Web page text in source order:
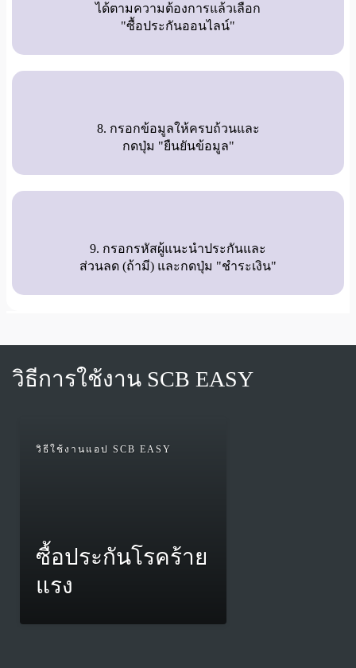
ได้ตามความต้องการแล้วเลือก
"ซื้อประกันออนไลน์"
8. กรอกข้อมูลให้ครบถ้วนและ
กดปุ่ม "ยืนยันข้อมูล"
9. กรอกรหัสผู้แนะนำประกันและ
ส่วนลด (ถ้ามี) และกดปุ่ม "ชำระเงิน"
วิธีการใช้งาน SCB EASY
วิธีใช้งานแอป SCB EASY
ซื้อประกันโรคร้าย
แรง